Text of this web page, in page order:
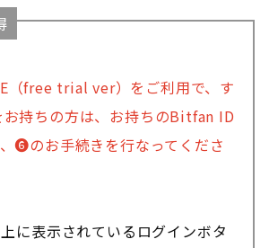
（free trial ver）をご利用で、す
持ちの方は、お持ちのBitfan ID
❻のお手続きを行なってくださ
に表示されているログインボタ